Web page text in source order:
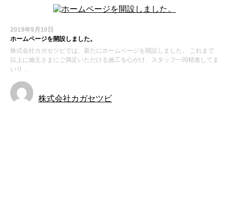
2019年9月10日
ホームページを開設しました。
株式会社カガセツビでは、新たにホームページを開設しました。 これまで
以上に施主さまにご満足いただける施工を心がけ、スタッフ一同精進してま
いり …
株式会社カガセツビ